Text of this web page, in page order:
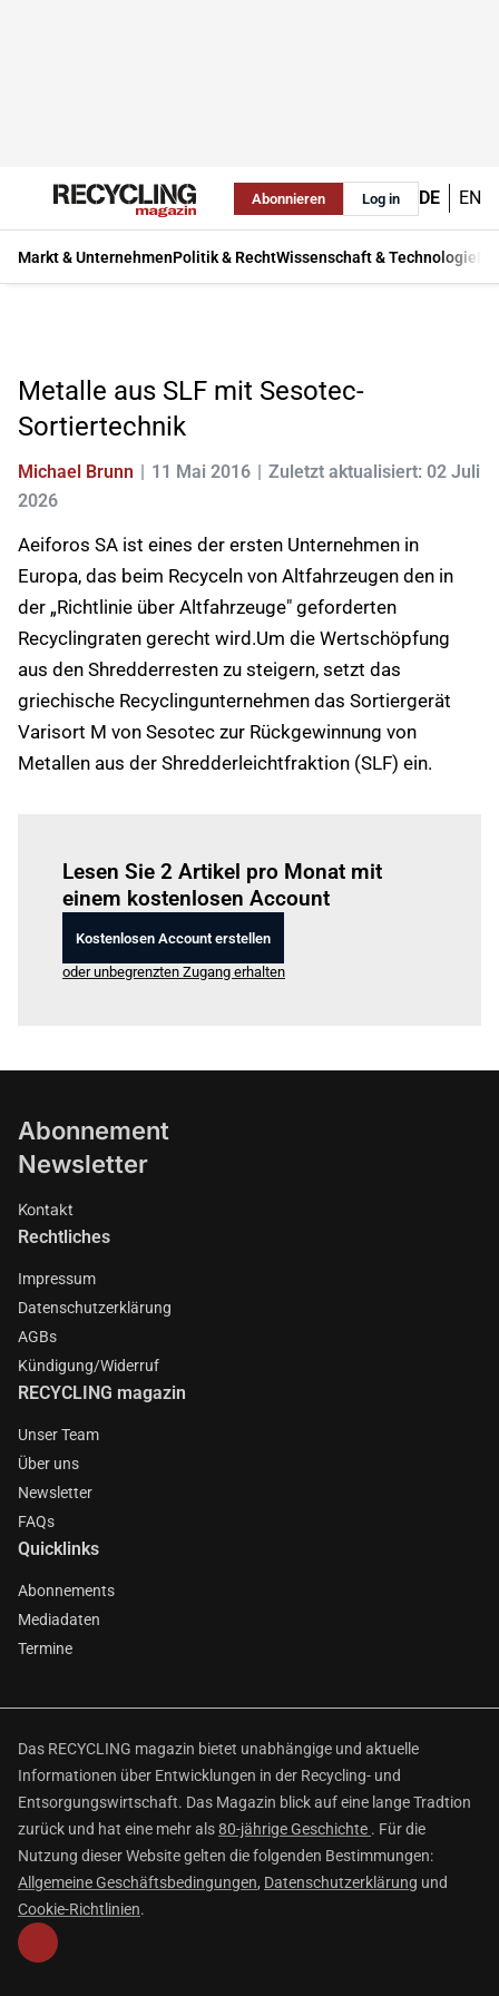
Abonnieren Log in DE EN
Markt & UnternehmenPolitik & RechtWissenschaft & Technologie
Metalle aus SLF mit Sesotec-
Sortiertechnik
Michael Brunn 11 Mai 2016
Zuletzt aktualisiert: 02 Juli
2026
Aeiforos SA ist eines der ersten Unternehmen in
Europa, das beim Recyceln von Altfahrzeugen den in
der „Richtlinie über Altfahrzeuge" geforderten
Recyclingraten gerecht wird.Um die Wertschöpfung
aus den Shredderresten zu steigern, setzt das
griechische Recyclingunternehmen das Sortiergerät
Varisort M von Sesotec zur Rückgewinnung von
Metallen aus der Shredderleichtfraktion (SLF) ein.
Lesen Sie 2 Artikel pro Monat mit
einem kostenlosen Account
Kostenlosen Account erstellen
oder unbegrenzten Zugang erhalten
Abonnement
Newsletter
Kontakt
Rechtliches
Impressum
Datenschutzerklärung
AGBs
Kündigung/Widerruf
RECYCLING magazin
Unser Team
Über uns
Newsletter
FAQs
Quicklinks
Abonnements
Mediadaten
Termine
Das RECYCLING magazin bietet unabhängige und aktuelle
Informationen über Entwicklungen in der Recycling- und
Entsorgungswirtschaft. Das Magazin blick auf eine lange Tradtion
zurück und hat eine mehr als80-jährige Geschichte . Für die
Nutzung dieser Website gelten die folgenden Bestimmungen:
Allgemeine Geschäftsbedingungen, Datenschutzerklärung und
Cookie-Richtlinien.